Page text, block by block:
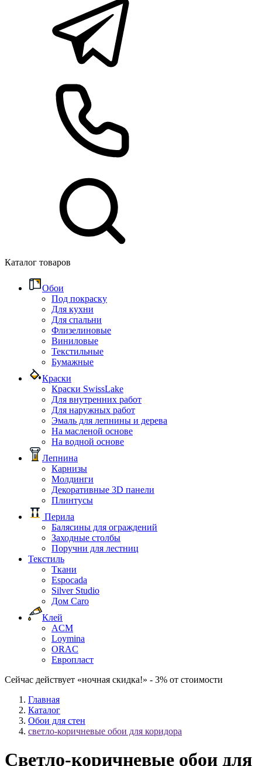
Каталог товаров
Обои
Под покраску
Для кухни
Для спальни
Флизелиновые
Виниловые
Текстильные
Бумажные
Краски
Краски SwissLake
Для внутренних работ
Для наружных работ
Эмаль для лепнины и дерева
На масленой основе
На водной основе
Лепнина
Карнизы
Молдинги
Декоративные 3D панели
Плинтусы
Перила
Балясины для ограждений
Заходные столбы
Поручни для лестниц
Текстиль
Ткани
Espocada
Silver Studio
Дом Caro
Клей
ACM
Loymina
ORAC
Европласт
Сейчас действует «ночная скидка!» - 3% от стоимости
Главная
Каталог
Обои для стен
светло-коричневые обои для коридора
Светло-коричневые обои для